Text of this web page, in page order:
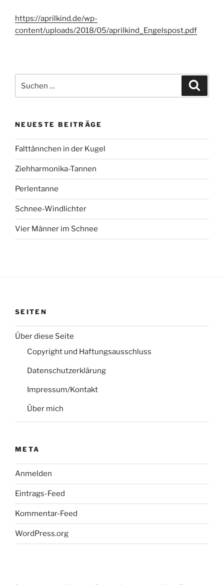
https://aprilkind.de/wp-
content/uploads/2018/05/aprilkind_Engelspost.pdf
nach:
NEUESTE BEITRÄGE
Falttännchen in der Kugel
Ziehharmonika-Tannen
Perlentanne
Schnee-Windlichter
Vier Männer im Schnee
SEITEN
Über diese Seite
Copyright und Haftungsausschluss
Datenschutzerklärung
Impressum/Kontakt
Über mich
META
Anmelden
Eintrags-Feed
Kommentar-Feed
WordPress.org